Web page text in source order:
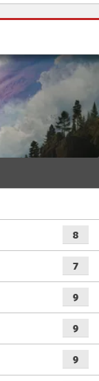
8
7
9
9
9